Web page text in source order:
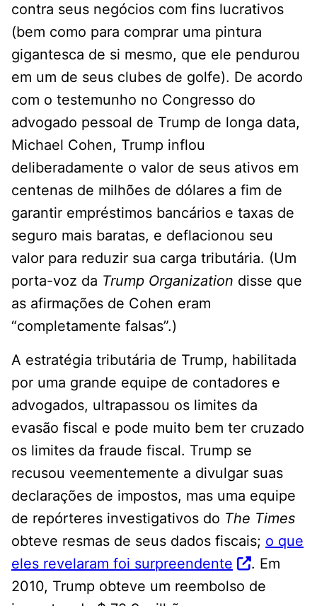
contra seus negócios com fins lucrativos
(bem como para comprar uma pintura
gigantesca de si mesmo, que ele pendurou
em um de seus clubes de golfe). De acordo
com o testemunho no Congresso do
advogado pessoal de Trump de longa data,
Michael Cohen, Trump inflou
deliberadamente o valor de seus ativos em
centenas de milhões de dólares a fim de
garantir empréstimos bancários e taxas de
seguro mais baratas, e deflacionou seu
valor para reduzir sua carga tributária. (Um
porta-voz da Trump Organization disse que
as afirmações de Cohen eram
“completamente falsas”.)
A estratégia tributária de Trump, habilitada
por uma grande equipe de contadores e
advogados, ultrapassou os limites da
evasão fiscal e pode muito bem ter cruzado
os limites da fraude fiscal. Trump se
recusou veementemente a divulgar suas
declarações de impostos, mas uma equipe
de repórteres investigativos do The Times
obteve resmas de seus dados fiscais; o que
eles revelaram foi surpreendente
. Em
2010, Trump obteve um reembolso de